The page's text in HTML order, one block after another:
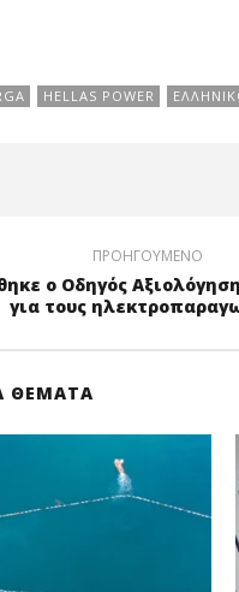
HELLAS POWER
ΠΡΟΗΓΟΎΜΕΝΟ
ο Οδηγός
για τους
ΘΈΜΑΤΑ